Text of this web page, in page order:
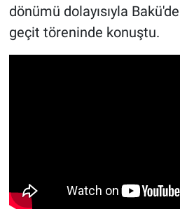
dönümü dolayısıyla
geçit töreninde konuştu.